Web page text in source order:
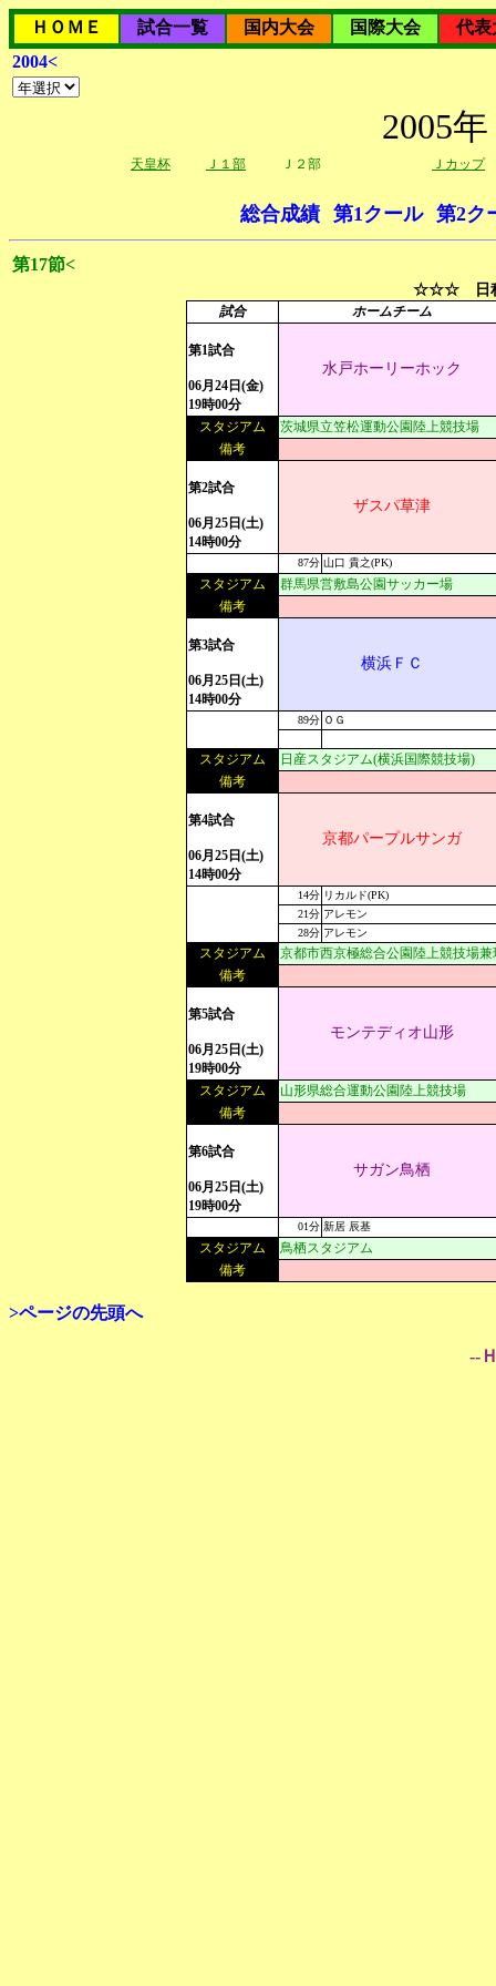
ＨＯＭＥ 試合一覧 国内大会 国際大会
代表
2004<
2005
天皇杯 Ｊ１部 Ｊ２部 Ｊカップ
総合成績 第1クール 第2ク
第17節<
☆☆☆ 日
試合 ホームチーム
第1試合
06月24日(金)
19時00分
水戸ホーリーホック
スタジアム
茨城県立笠松運動公園陸上競技場
備考
第2試合
06月25日(土)
14時00分
ザスパ草津
87分 山口 貴之(PK)
スタジアム
群馬県営敷島公園サッカー場
備考
第3試合
06月25日(土)
14時00分
横浜ＦＣ
89分 ＯＧ
スタジアム
日産スタジアム(横浜国際競技場)
備考
第4試合
06月25日(土)
14時00分
京都パープルサンガ
14分 リカルド(PK)
21分 アレモン
28分 アレモン
スタジアム
京都市西京極総合公園陸上競技場兼
備考
第5試合
06月25日(土)
19時00分
モンテディオ山形
スタジアム
山形県総合運動公園陸上競技場
備考
第6試合
06月25日(土)
19時00分
サガン鳥栖
01分 新居 辰基
スタジアム
鳥栖スタジアム
備考
>ページの先頭へ
--